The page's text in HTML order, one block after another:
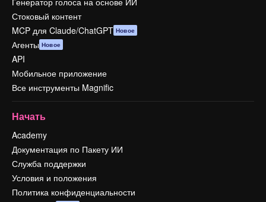
Стоковый контент
MCP для Claude/ChatGPT Новое
Агенты Новое
API
Мобильное приложение
Все инструменты Magnific
Начать
Academy
Документация по Пакету ИИ
Служба поддержки
Условия и положения
Политика конфиденциальности